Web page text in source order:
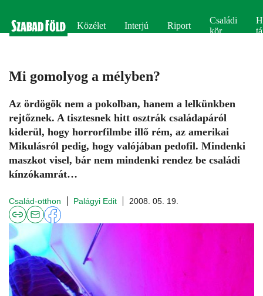
Közélet Interjú Riport
Családi
kör
Mi gomolyog a mélyben?
Az ördögök nem a pokolban, hanem a lelkünkben
rejtőznek. A tisztesnek hitt osztrák családapáról
kiderül, hogy horrorfilmbe illő rém, az amerikai
Mikulásról pedig, hogy valójában pedofil. Mindenki
maszkot visel, bár nem mindenki rendez be családi
kínzókamrát…
Család-otthon Palágyi Edit 2008. 05. 19.